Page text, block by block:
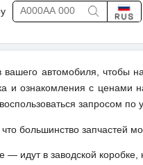
вашего автомобиля, чтобы
и ознакомления с ценами
запросом по
большинство запчастей
— идут в заводской